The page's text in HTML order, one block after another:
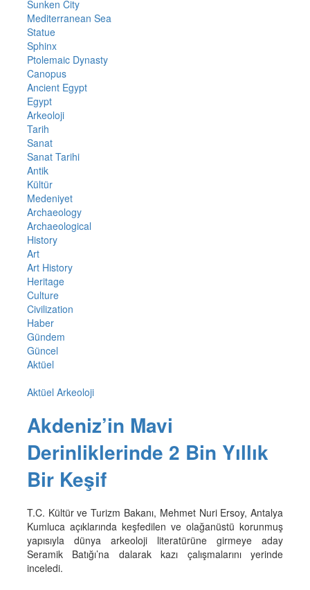
Sunken City
Mediterranean Sea
Statue
Sphinx
Ptolemaic Dynasty
Canopus
Ancient Egypt
Egypt
Arkeoloji
Tarih
Sanat
Sanat Tarihi
Antik
Kültür
Medeniyet
Archaeology
Archaeological
History
Art
Art History
Heritage
Culture
Civilization
Haber
Gündem
Güncel
Aktüel
Aktüel Arkeoloji
Akdeniz’in Mavi
Derinliklerinde 2 Bin Yıllık
Bir Keşif
T.C. Kültür ve Turizm Bakanı, Mehmet Nuri Ersoy, Antalya
Kumluca açıklarında keşfedilen ve olağanüstü korunmuş
yapısıyla dünya arkeoloji literatürüne girmeye aday
Seramik Batığı’na dalarak kazı çalışmalarını yerinde
inceledi.